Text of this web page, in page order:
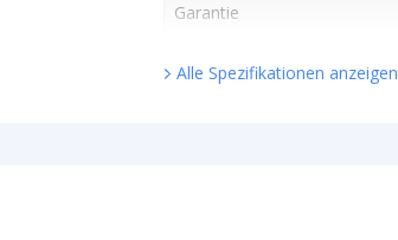
Garantie
Alle Spezifikationen anzeigen